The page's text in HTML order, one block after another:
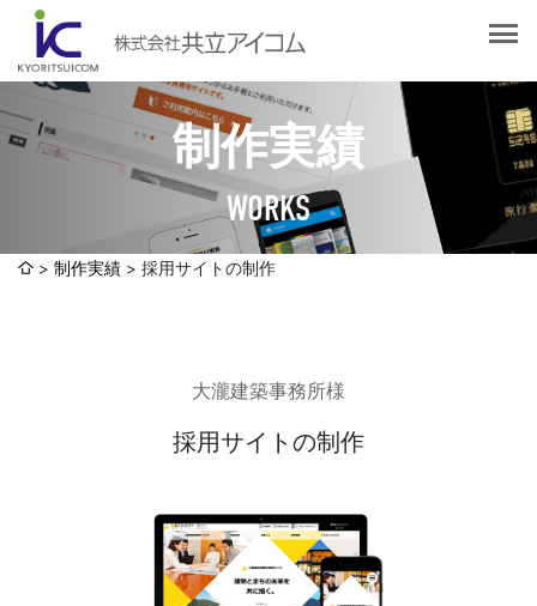
制作実績
WORKS
会社概要
社長挨拶
企業理念
認証取得
SDGsへの取り組みについて
選ばれる理由
Web制作・ホームページ制作
システム開発
発送代行・全国流通（ロジスティクス）
デジタルコンテンツ制作・撮影・その他
制作実績
社員ブログ
採用情報
お問合せ
制作実績 採用サイトの制作
大瀧建築事務所様
採用サイトの制作